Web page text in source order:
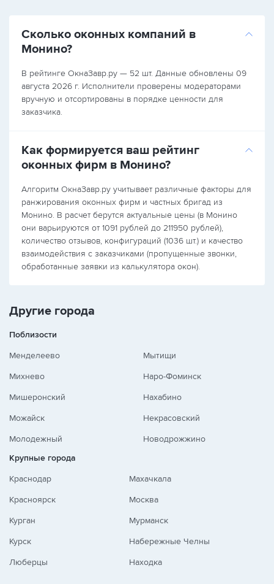
Сколько оконных компаний в
Монино?
В рейтинге ОкнаЗавр.ру — 52 шт. Данные обновлены 09
августа 2026 г. Исполнители проверены модераторами
вручную и отсортированы в порядке ценности для
заказчика.
Как формируется ваш рейтинг
оконных фирм в Монино?
Алгоритм ОкнаЗавр.ру учитывает различные факторы для
ранжирования оконных фирм и частных бригад из
Монино. В расчет берутся актуальные цены (в Монино
они варьируются от 1091 рублей до 211950 рублей),
количество отзывов, конфигураций (1036 шт.) и качество
взаимодействия с заказчиками (пропущенные звонки,
обработанные заявки из калькулятора окон).
Другие города
Поблизости
Менделеево
Михнево
Мишеронский
Можайск
Молодежный
Мытищи
Наро-Фоминск
Нахабино
Некрасовский
Новодрожжино
Крупные города
Краснодар
Красноярск
Курган
Курск
Люберцы
Махачкала
Москва
Мурманск
Набережные Челны
Находка